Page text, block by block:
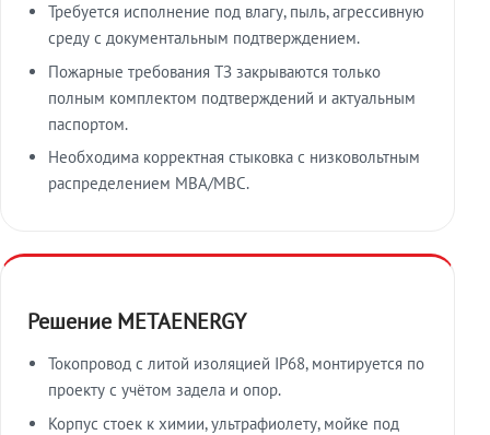
Требуется исполнение под влагу, пыль, агрессивную
среду с документальным подтверждением.
Пожарные требования ТЗ закрываются только
полным комплектом подтверждений и актуальным
паспортом.
Необходима корректная стыковка с низковольтным
распределением МВА/МВС.
Решение METAENERGY
Токопровод с литой изоляцией IP68, монтируется по
проекту с учётом задела и опор.
Корпус стоек к химии, ультрафиолету, мойке под